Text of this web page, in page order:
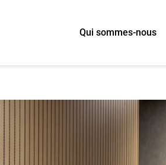
Qui sommes-nous